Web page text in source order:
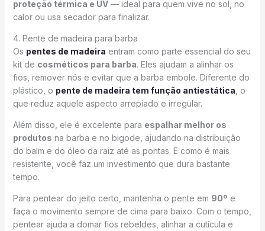
proteção térmica e UV— ideal para quem vive no sol, no
calor ou usa secador para finalizar.
4. Pente de madeira para barba
Os pentes de madeira entram como parte essencial do seu
kit de cosméticos para barba. Eles ajudam a alinhar os
fios, remover nós e evitar que a barba embole. Diferente do
plástico, o pente de madeira tem função antiestática , o
que reduz aquele aspecto arrepiado e irregular.
Além disso, ele é excelente para espalhar melhor os
produtos na barba e no bigode, ajudando na distribuição
do balm e do óleo da raiz até as pontas. E como é mais
resistente, você faz um investimento que dura bastante
tempo.
Para pentear do jeito certo, mantenha o pente em 90º e
faça o movimento sempre de cima para baixo. Com o tempo,
pentear ajuda a domar fios rebeldes, alinhar a cutícula e